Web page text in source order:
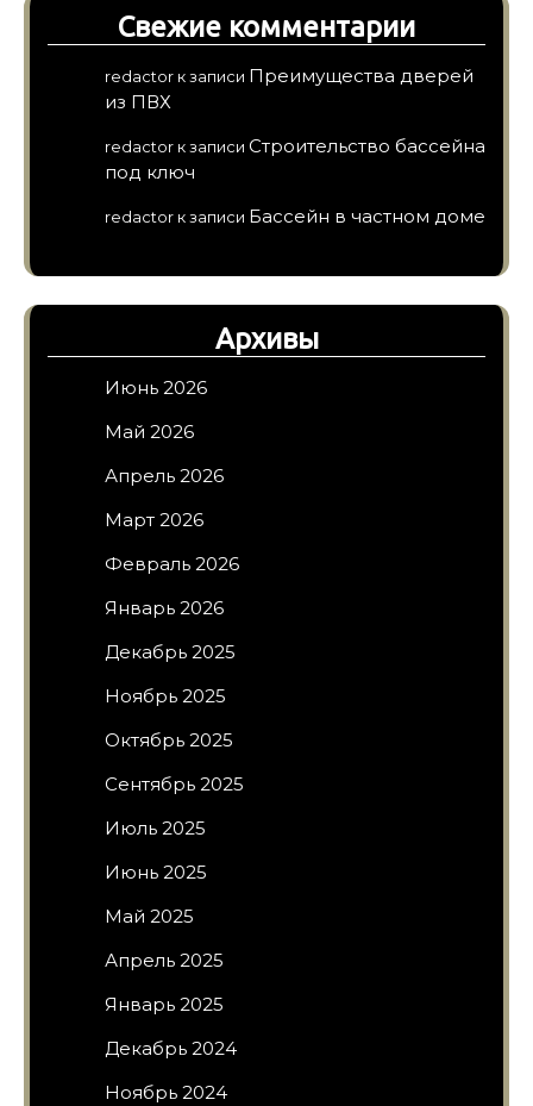
Свежие комментарии
redactor к записи Преимущества дверей
из ПВХ
redactor к записи Строительство бассейна
под ключ
redactor к записи Бассейн в частном доме
Архивы
Июнь 2026
Май 2026
Апрель 2026
Март 2026
Февраль 2026
Январь 2026
Декабрь 2025
Ноябрь 2025
Октябрь 2025
Сентябрь 2025
Июль 2025
Июнь 2025
Май 2025
Апрель 2025
Январь 2025
Декабрь 2024
Ноябрь 2024